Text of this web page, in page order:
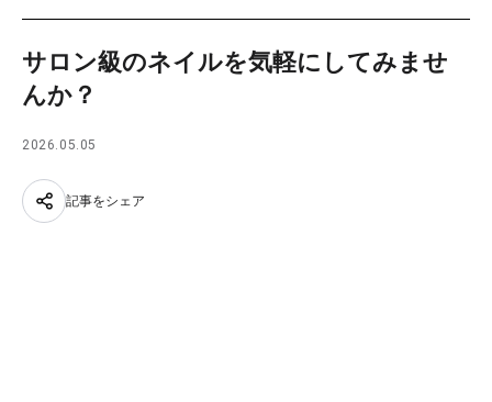
サロン級のネイルを気軽にしてみませ
んか？
2026.05.05
記事をシェア